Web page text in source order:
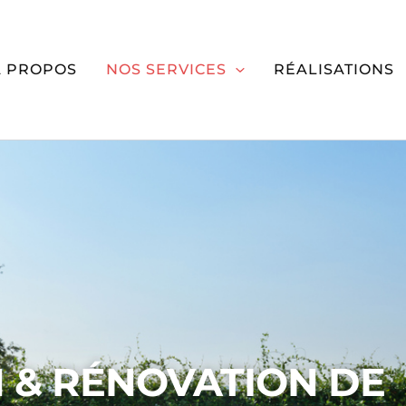
PROPOS NOS SERVICES RÉALISATIONS
& RÉNOVATION DE